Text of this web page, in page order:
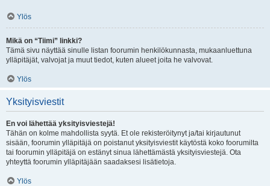
Ylös
Mikä on “Tiimi” linkki?
Tämä sivu näyttää sinulle listan foorumin henkilökunnasta, mukaanluettuna
ylläpitäjät, valvojat ja muut tiedot, kuten alueet joita he valvovat.
Ylös
Yksityisviestit
En voi lähettää yksityisviestejä!
Tähän on kolme mahdollista syytä. Et ole rekisteröitynyt ja/tai kirjautunut
sisään, foorumin ylläpitäjä on poistanut yksityisviestit käytöstä koko foorumilta
tai foorumin ylläpitäjä on estänyt sinua lähettämästä yksityisviestejä. Ota
yhteyttä foorumin ylläpitäjään saadaksesi lisätietoja.
Ylös